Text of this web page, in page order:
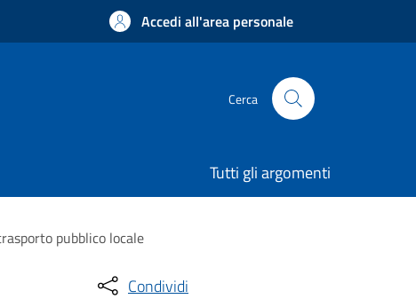
Accedi all'area personale
Cerca
Tutti gli argomenti
pubblico locale
Condividi